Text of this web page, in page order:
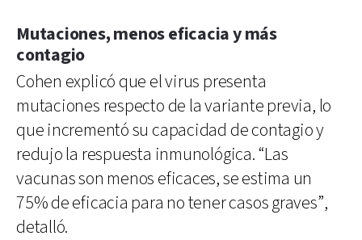
Mutaciones, menos eficacia y más
contagio
Cohen explicó que el virus presenta
mutaciones respecto de la variante previa, lo
que incrementó su capacidad de contagio y
redujo la respuesta inmunológica. “Las
vacunas son menos eficaces, se estima un
75% de eficacia para no tener casos graves”,
detalló.